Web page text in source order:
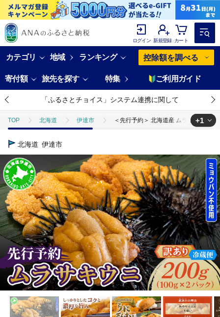
ログイン 新規登録 カート
カテゴリ 地域 ランキング 控除額を調べる
寄付額 旅先を探す 特集 ご利用ガイド
「ふるさとチョイス」システム連携に関して
TOP 北海道 伊達市 ＜先行予約＞ 北海道産 ムラサキウニ
TOP
+1
北海道 伊達市